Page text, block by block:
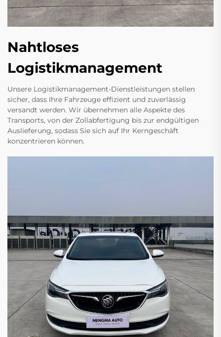
Nahtloses
Logistikmanagement
Unsere Logistikmanagement-Dienstleistungen stellen
sicher, dass Ihre Fahrzeuge effizient und zuverlässig
versandt werden. Wir übernehmen alle Aspekte des
Transports, von der Zollabfertigung bis zur endgültigen
Auslieferung, sodass Sie sich auf Ihr Kerngeschäft
konzentrieren können.